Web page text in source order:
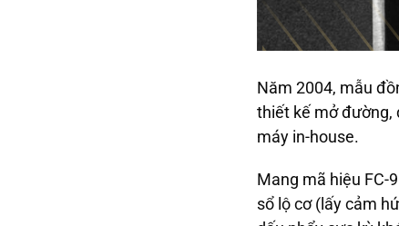
Năm 2004, mẫu
thiết kế mở đường,
máy in-house.
Mang mã hiệu FC-
sổ lộ cơ (lấy cảm